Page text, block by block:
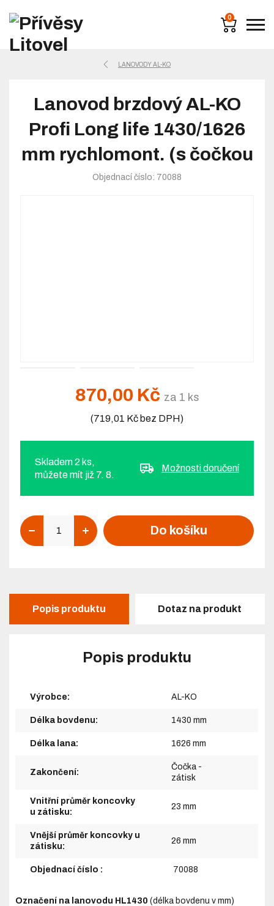
0
LANOVODY AL-KO
Lanovod brzdový AL-KO
Profi Long life 1430/1626
mm rychlomont. (s čočkou
Objednací číslo: 70088
870,00 Kč za 1 ks
(719,01 Kč bez DPH)
Skladem 2 ks,
můžete mít již 7. 8.
Možnosti doručení
Do košíku
Popis produktu Dotaz na produkt
Popis produktu
Výrobce: AL-KO
Délka bovdenu: 1430 mm
Délka lana: 1626 mm
Zakončení:
Čočka -
zátisk
Vnitřní průměr koncovky
u zátisku:
23 mm
Vnější průměr koncovky u
zátisku:
26 mm
Objednací číslo : 70088
Označení na lanovodu HL1430(délka bovdenu v mm)